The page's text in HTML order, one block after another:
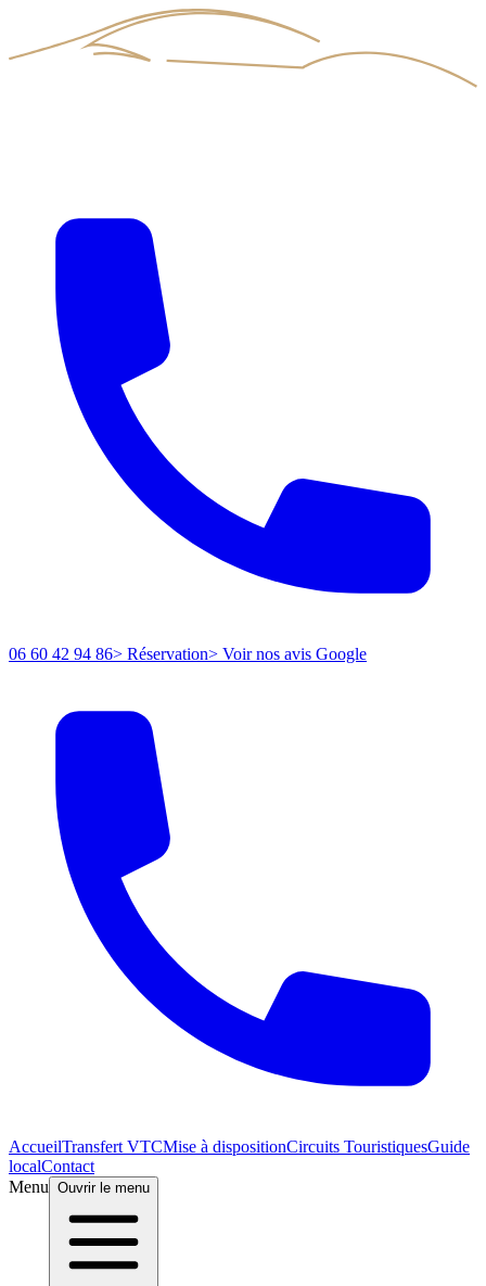
06 60 42 94 86> Réservation> Voir nos avis Google
AccueilTransfert VTCMise à dispositionCircuits TouristiquesGuide
localContact
Menu Ouvrir le menu